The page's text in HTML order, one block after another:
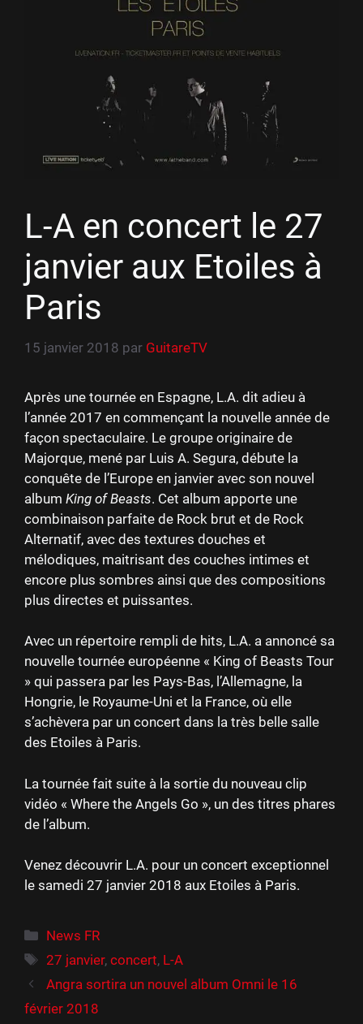
L-A en concert le 27
janvier aux Etoiles à
Paris
15 janvier 2018 par GuitareTV
Après une tournée en Espagne, L.A. dit adieu à
l’année 2017 en commençant la nouvelle année de
façon spectaculaire. Le groupe originaire de
Majorque, mené par Luis A. Segura, débute la
conquête de l’Europe en janvier avec son nouvel
album King of Beasts. Cet album apporte une
combinaison parfaite de Rock brut et de Rock
Alternatif, avec des textures douches et
mélodiques, maitrisant des couches intimes et
encore plus sombres ainsi que des compositions
plus directes et puissantes.
Avec un répertoire rempli de hits, L.A. a annoncé sa
nouvelle tournée européenne « King of Beasts Tour
» qui passera par les Pays-Bas, l’Allemagne, la
Hongrie, le Royaume-Uni et la France, où elle
s’achèvera par un concert dans la très belle salle
des Etoiles à Paris.
La tournée fait suite à la sortie du nouveau clip
vidéo « Where the Angels Go », un des titres phares
de l’album.
Venez découvrir L.A. pour un concert exceptionnel
le samedi 27 janvier 2018 aux Etoiles à Paris.
Catégories
News FR
Étiquettes
27 janvier,concert, L-A
Angra sortira un nouvel album Omni le 16
février 2018